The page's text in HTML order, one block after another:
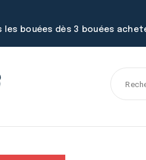
les bouées dès 3 bouées